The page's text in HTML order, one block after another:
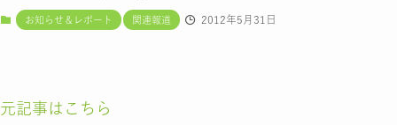
お知らせ＆レポート 関連報道 2012年5月31日
元記事はこちら